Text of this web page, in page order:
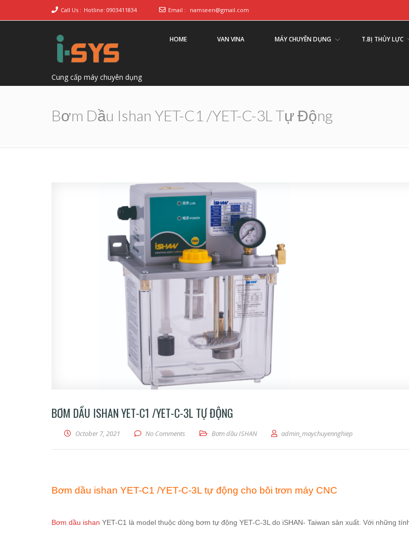
Call Us : Hotline: 0903411834 Email : namseen@gmail.com
Cung cấp máy chuyên dụng
HOME VAN VINA MÁY CHUYÊN DỤNG T.BỊ THỦY LỰC
Bơm Dầu Ishan YET-C1 /YET-C-3L Tự Động
BƠM DẦU ISHAN YET-C1 /YET-C-3L TỰ ĐỘNG
October 7, 2021 No Comments Bơm dầu ISHAN admin_maychuyennghiep
Bơm dầu ishan YET-C1 /YET-C-3L tự động cho bôi trơn máy CNC
Bơm dầu ishan YET-C1 là model thuộc dòng bơm tự động YET-C-3L do iSHAN- Taiwan sản xuất. Với những